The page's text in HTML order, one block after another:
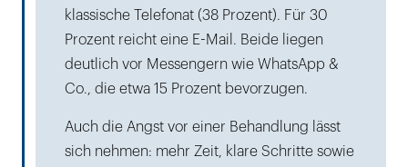
klassische Telefonat (38 Prozent). Für 30
Prozent reicht eine E-Mail. Beide liegen
deutlich vor Messengern wie WhatsApp &
Co., die etwa 15 Prozent bevorzugen.
Auch die Angst vor einer Behandlung lässt
sich nehmen: mehr Zeit, klare Schritte sowie